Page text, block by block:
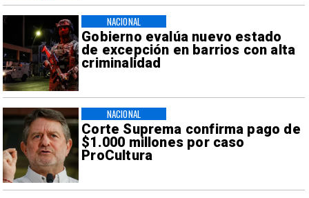
Gobierno evalúa nuevo estado
de excepción en barrios con alta
criminalidad
NACIONAL
Corte Suprema confirma pago de
$1.000 millones por caso
ProCultura
NACIONAL